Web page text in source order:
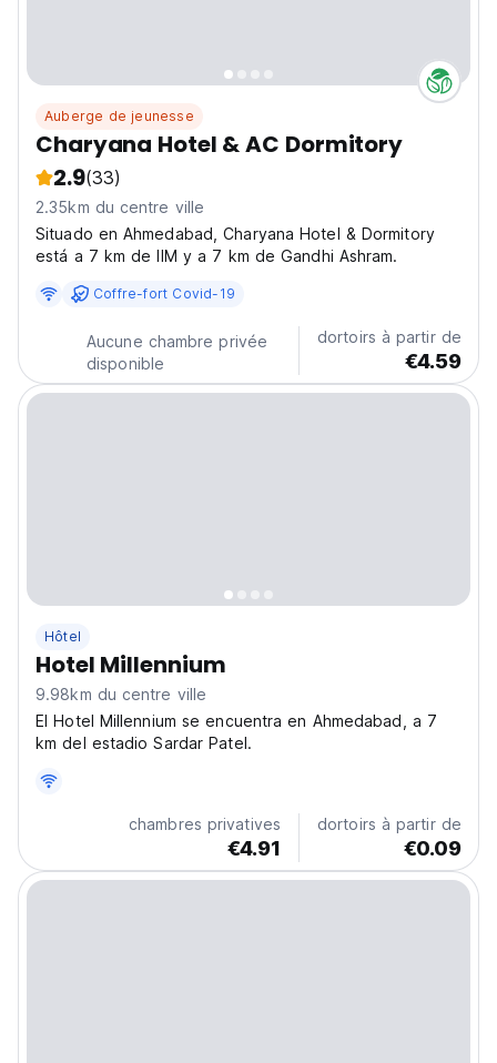
Auberge de jeunesse
Charyana Hotel & AC Dormitory
2.9(33)
2.35km du centre ville
Situado en Ahmedabad, Charyana Hotel & Dormitory
está a 7 km de IIM y a 7 km de Gandhi Ashram.
Coffre-fort Covid-19
Aucune chambre privée
disponible
dortoirs à partir de
€4.59
Hôtel
Hotel Millennium
9.98km du centre ville
El Hotel Millennium se encuentra en Ahmedabad, a 7
km del estadio Sardar Patel.
chambres privatives
€4.91
dortoirs à partir de
€0.09